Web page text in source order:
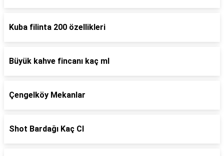
Kuba filinta 200 özellikleri
Büyük kahve fincanı kaç ml
Çengelköy Mekanlar
Shot Bardağı Kaç Cl